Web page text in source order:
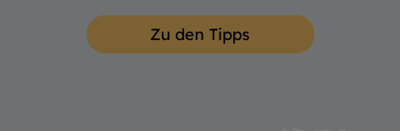
Zu den Tipps